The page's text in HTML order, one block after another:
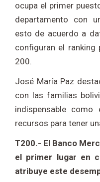
ocupa el primer
departamento con
esto de acuerdo a
configuran el
200.
José María Paz
con las familias
indispensable
recursos para tener
T200.- El Banco
el primer lugar en
atribuye este